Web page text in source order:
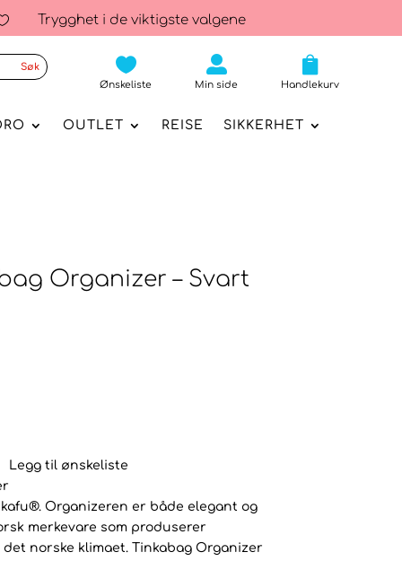
Trygghet i de viktigste valgene

Ønskeliste

Min side

Handlekurv
OUTLET REISE
SIKKERHET
Organizer – Svart
Legg til ønskeliste
Organizeren er både elegant og
merkevare som produserer
norske klimaet. Tinkabag Organizer